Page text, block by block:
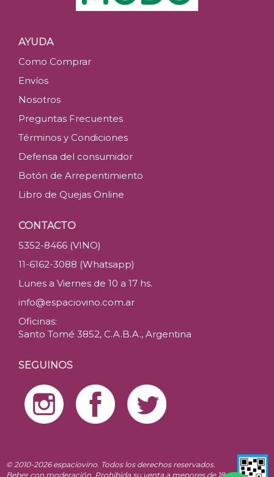
AYUDA
Como Comprar
Envíos
Nosotros
Preguntas Frecuentes
Términos y Condiciones
Defensa del consumidor
Botón de Arrepentimiento
Libro de Quejas Online
CONTACTO
5352-8466 (VINO)
11-6162-3088 (Whatsapp)
Lunes a Viernes de 10 a 17 hs.
info@espaciovino.com.ar
Oficinas:
Santo Tomé 3852, C.A.B.A., Argentina
SEGUINOS
© 2010-2026 espaciovino. Todos los derechos reservados.
Beber con moderación. Prohibida su venta a menores de 18